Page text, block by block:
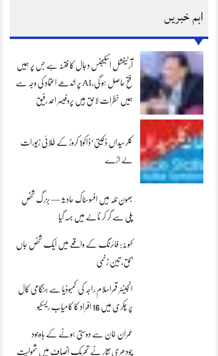
اہم خبریں
آرٹیفشل انٹلیجنس دجال کا فتنہ ہے جس پر ہمیں
فتح حاصل ہو گی،AI پر اندھے اعتماد کی وجہ سے
ہمیں خطرات لاحق ہیں پروفیسر احمد رفیق
کلرسیداں ڈکیتی‘ڈاکو1 کروڑ کے طلائی زیورات
لے اڑے
بھون نلہ میں افسوسناک حادثہ — بزرگ شخص
پلی سے گر کر نالے میں بہہ گیا
کہوٹہ: فائرنگ کے واقعے میں ایک شخص جاں
بحق، تین زخمی
انجینئر قمراسلام راجہ کی کمبوڈیا سے ہنگامی کال
پر چکری میں 16 افراد کا کامیاب ریسکیو
عمران خان سے دوستی ہونے کے باوجود
چودھری نثار نے تحریک انصاف میں شمولیت